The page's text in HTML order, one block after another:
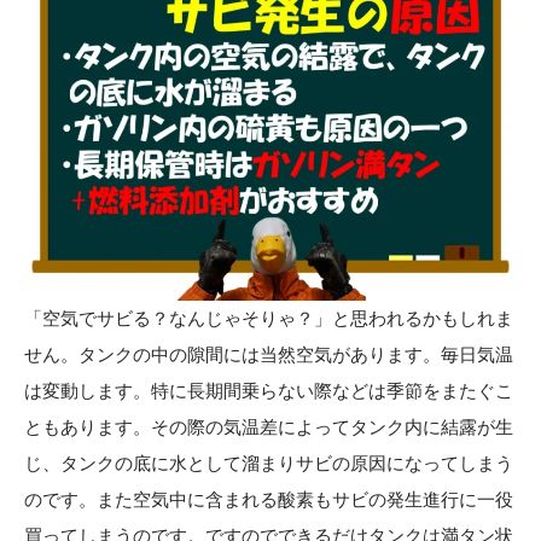
「空気でサビる？なんじゃそりゃ？」と思われるかもしれま
せん。タンクの中の隙間には当然空気があります。毎日気温
は変動します。特に長期間乗らない際などは季節をまたぐこ
ともあります。その際の気温差によってタンク内に結露が生
じ、タンクの底に水として溜まりサビの原因になってしまう
のです。また空気中に含まれる酸素もサビの発生進行に一役
買ってしまうのです。ですのでできるだけタンクは満タン状